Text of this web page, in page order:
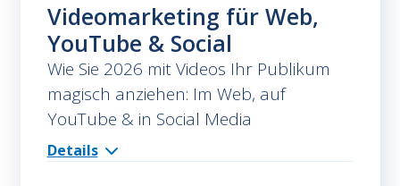
Videomarketing für Web,
YouTube & Social
Wie Sie 2026 mit Videos Ihr Publikum
magisch anziehen: Im Web, auf
YouTube & in Social Media
Details